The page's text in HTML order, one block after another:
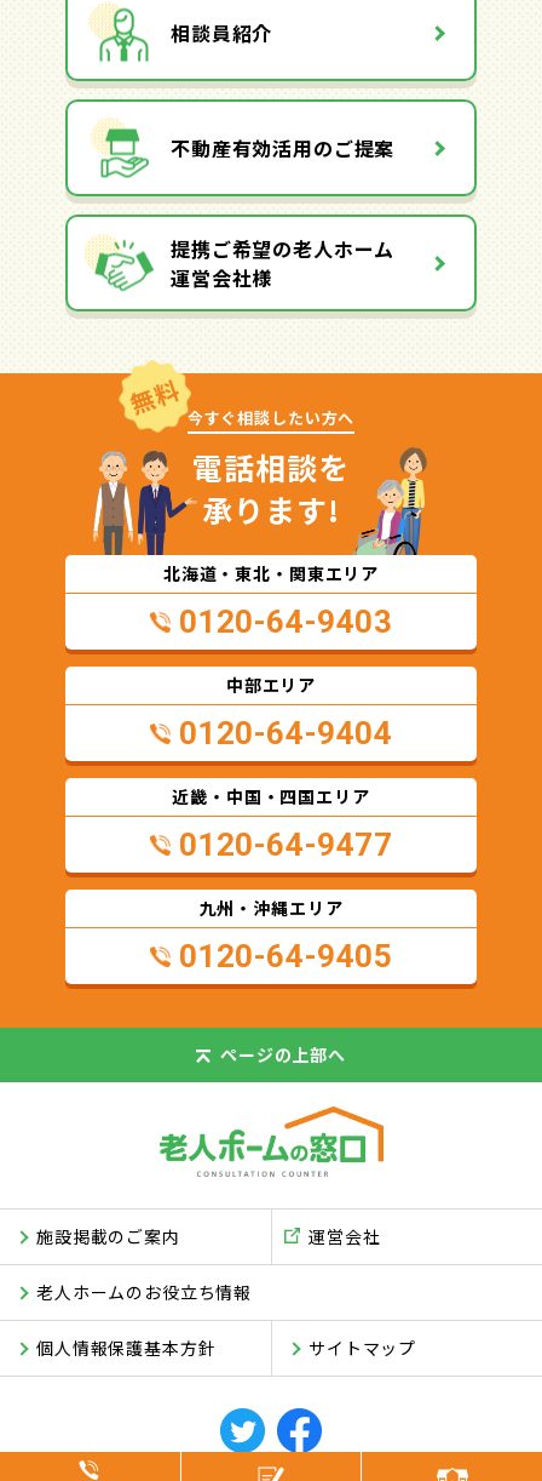
相談員紹介
不動産有効活用のご提案
提携ご希望の老人ホーム
運営会社様
無料 今すぐ相談したい方へ
電話相談を
承ります!
北海道・東北・関東エリア
0120-64-9403
中部エリア
0120-64-9404
近畿・中国・四国エリア
0120-64-9477
九州・沖縄エリア
0120-64-9405
ページの 上部へ
施設掲載のご案内
老人ホームのお役立ち情報
サイトマップ
運営会社
個人情報保護基本方針